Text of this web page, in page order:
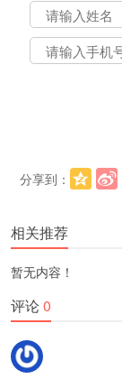
分享到：
相关推荐
暂无内容！
评论0